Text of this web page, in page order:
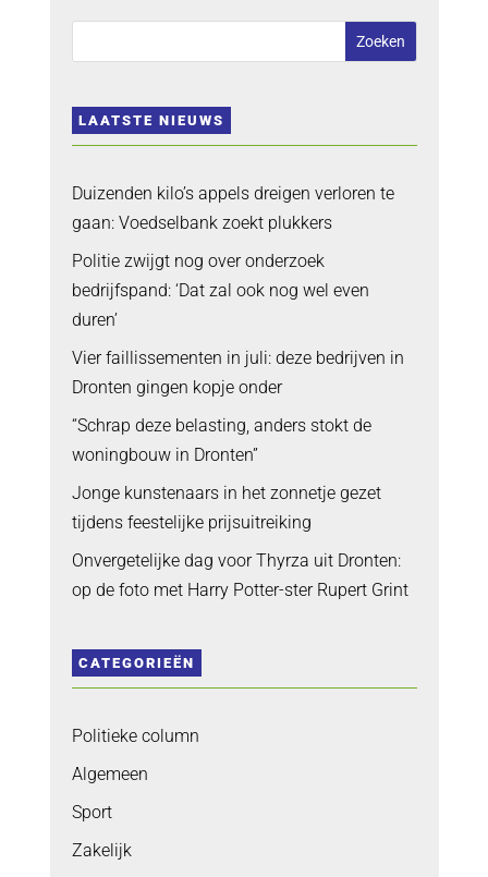
LAATSTE NIEUWS
Duizenden kilo’s appels dreigen verloren te
gaan: Voedselbank zoekt plukkers
Politie zwijgt nog over onderzoek
bedrijfspand: ‘Dat zal ook nog wel even
duren’
Vier faillissementen in juli: deze bedrijven in
Dronten gingen kopje onder
“Schrap deze belasting, anders stokt de
woningbouw in Dronten”
Jonge kunstenaars in het zonnetje gezet
tijdens feestelijke prijsuitreiking
Onvergetelijke dag voor Thyrza uit Dronten:
op de foto met Harry Potter-ster Rupert Grint
CATEGORIEËN
Politieke column
Algemeen
Sport
Zakelijk